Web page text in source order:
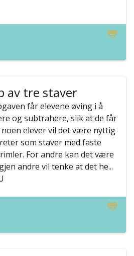
av tre staver
får elevene øving i å
og subtrahere, slik at de får
elever vil det være nyttig
som staver med faste
For andre kan det være
andre vil tenke at det he...